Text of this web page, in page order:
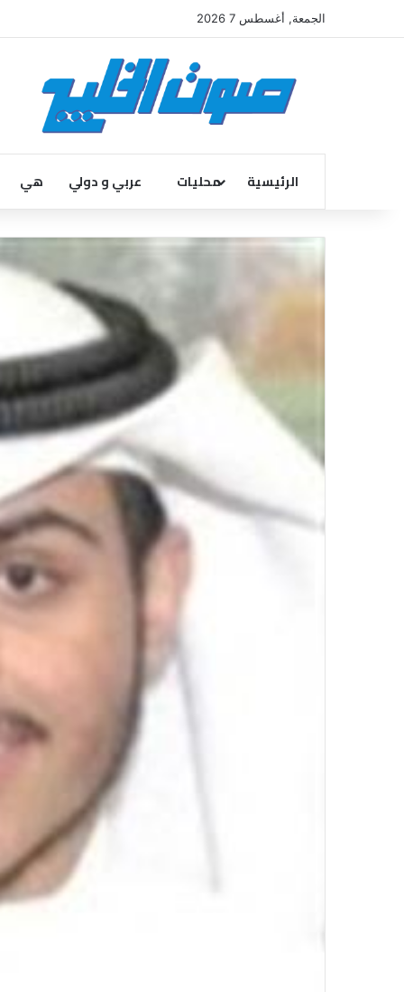
الجمعة, أغسطس 7 2026
الرئيسية محليات عربي و دولي هي